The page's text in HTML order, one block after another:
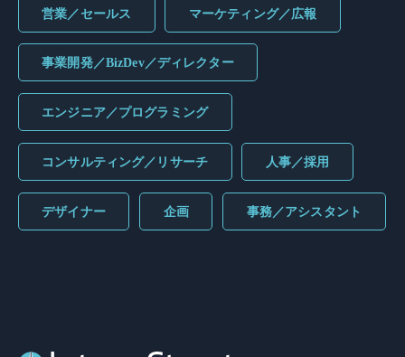
営業／セールス マーケティング／広報
事業開発／BizDev／ディレクター
エンジニア／プログラミング
コンサルティング／リサーチ 人事／採用
デザイナー 企画 事務／アシスタント